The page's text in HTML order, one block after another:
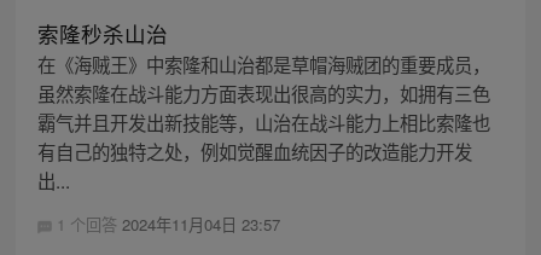
索隆秒杀山治
在《海贼王》中索隆和山治都是草帽海贼团的重要成员，
虽然索隆在战斗能力方面表现出很高的实力，如拥有三色
霸气并且开发出新技能等，山治在战斗能力上相比索隆也
有自己的独特之处，例如觉醒血统因子的改造能力开发
出...
1 个回答 2024年11月04日 23:57